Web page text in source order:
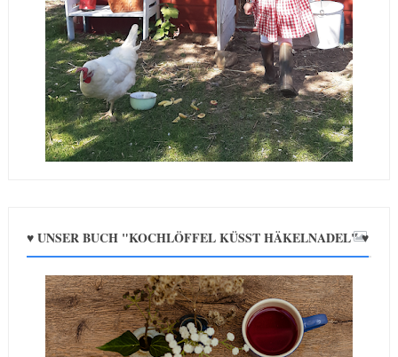
♥ UNSER BUCH "KOCHLÖFFEL KÜSST HÄKELNADEL" ♥